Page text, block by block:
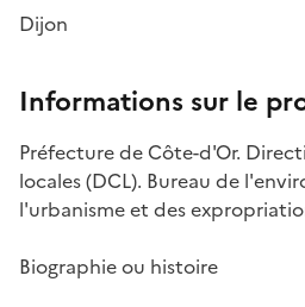
Dijon
Informations sur le
Préfecture de Côte-d'Or.
locales (DCL). Bureau de
l'urbanisme et des
Biographie ou histoire